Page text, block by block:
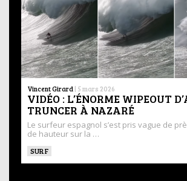
Vincent Girard | 5 mars 2026
VIDÉO : L’ÉNORME WIPEOUT
TRUNCER À NAZARÉ
Le surfeur espagnol s’est pris vague de
de hauteur sur la …
SURF